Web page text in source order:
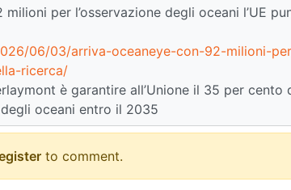
per l’osservazione degli oceani l’UE
06/03/arriva-oceaneye-con-92-milioni-
ricerca/
è garantire all’Unione il 35 per
oceani entro il 2035
to comment.